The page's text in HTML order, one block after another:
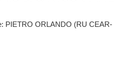
PIETRO ORLANDO (RU CEAR-